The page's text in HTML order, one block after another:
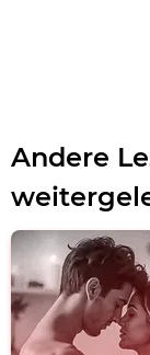
Andere